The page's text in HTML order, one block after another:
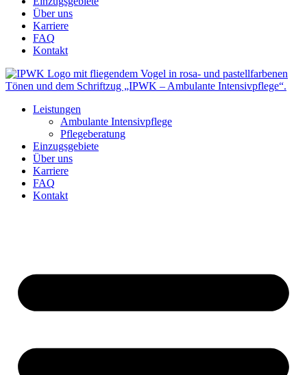
Über uns
Karriere
FAQ
Kontakt
Leistungen
Ambulante Intensivpflege
Pflegeberatung
Einzugsgebiete
Über uns
Karriere
FAQ
Kontakt